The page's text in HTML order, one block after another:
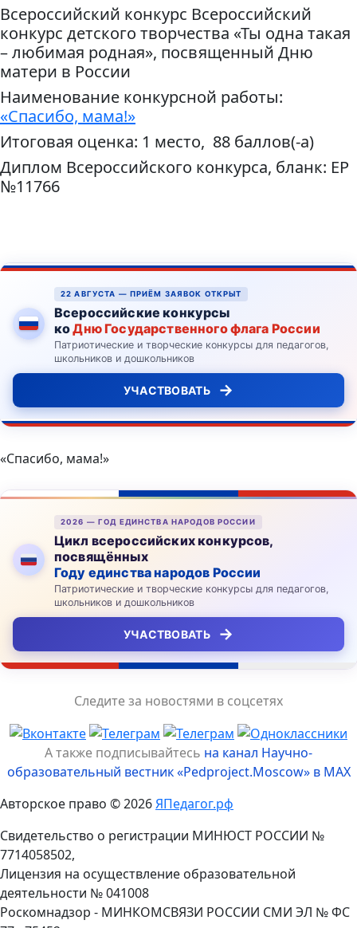
Всероссийский конкурс Всероссийский
конкурс детского творчества «Ты одна такая
– любимая родная», посвященный Дню
матери в России
Наименование конкурсной работы:
«Спасибо, мама!»
Итоговая оценка: 1 место, 88 баллов(-а)
Диплом Всероссийского конкурса, бланк: ЕР
№11766
22 АВГУСТА — ПРИЁМ ЗАЯВОК ОТКРЫТ
Всероссийские конкурсы
коДню Государственного флага России
Патриотические и творческие конкурсы для педагогов,
школьников и дошкольников
УЧАСТВОВАТЬ →
«Спасибо, мама!»
2026 — ГОД ЕДИНСТВА НАРОДОВ РОССИИ
Цикл всероссийских конкурсов,
посвящённых
Году единства народов России
Патриотические и творческие конкурсы для педагогов,
школьников и дошкольников
УЧАСТВОВАТЬ →
Следите за новостями в соцсетях
А также подписывайтесь на канал Научно-
образовательный вестник «Pedproject.Moscow» в MAX
Авторское право © 2026ЯПедагог.рф
Свидетельство о регистрации МИНЮСТ РОССИИ №
7714058502,
Лицензия на осуществление образовательной
деятельности № 041008
Роскомнадзор - МИНКОМСВЯЗИ РОССИИ СМИ ЭЛ № ФС